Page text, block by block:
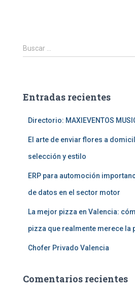
B
u
r
Buscar …
Entradas recientes
Directorio: MAXIEVENTOS
El arte de enviar flores a
selección y estilo
ERP para automoción
de datos en el sector motor
La mejor pizza en Valencia:
pizza que realmente merece la
Chofer Privado Valencia
Comentarios recientes